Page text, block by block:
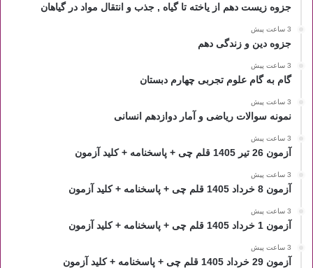
جزوه زیست دهم از یاخته تا گیاه , جذب و انتقال مواد در گیاهان
3 ساعت پیش
جزوه دین و زندگی دهم
3 ساعت پیش
گام به گام علوم تجربی چهارم دبستان
3 ساعت پیش
نمونه سوالات ریاضی و آمار دوازدهم انسانی
3 ساعت پیش
آزمون 26 تیر 1405 قلم چی + پاسخنامه + کلید آزمون
3 ساعت پیش
آزمون 8 خرداد 1405 قلم چی + پاسخنامه + کلید آزمون
3 ساعت پیش
آزمون 1 خرداد 1405 قلم چی + پاسخنامه + کلید آزمون
3 ساعت پیش
آزمون 29 خرداد 1405 قلم چی + پاسخنامه + کلید آزمون